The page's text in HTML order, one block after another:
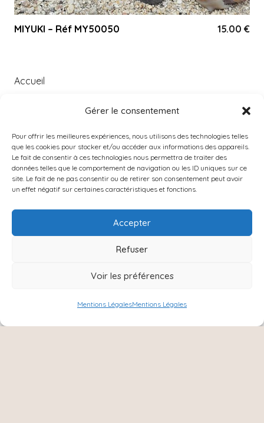
Gérer le consentement
Pour offrir les meilleures expériences, nous utilisons des technologies telles
que les cookies pour stocker et/ou accéder aux informations des appareils.
Le fait de consentir à ces technologies nous permettra de traiter des
données telles que le comportement de navigation ou les ID uniques sur ce
site. Le fait de ne pas consentir ou de retirer son consentement peut avoir
un effet négatif sur certaines caractéristiques et fonctions.
Accepter
Refuser
Voir les préférences
Mentions LégalesMentions Légales
MIYUKI – Réf MY50050 15.00 €
Accueil
PRODUITS POPULAIRES
Instagram
Contact